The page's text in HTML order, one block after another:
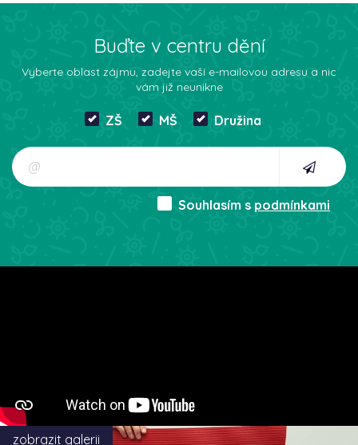
Buďte v centru dění
Vyberte oblast zájmu, zadejte vaší e-mailovou adresu a nic
vám již neunikne
ZŠ MŠ Družina
Souhlasím s podmínkami
zobrazit galerii